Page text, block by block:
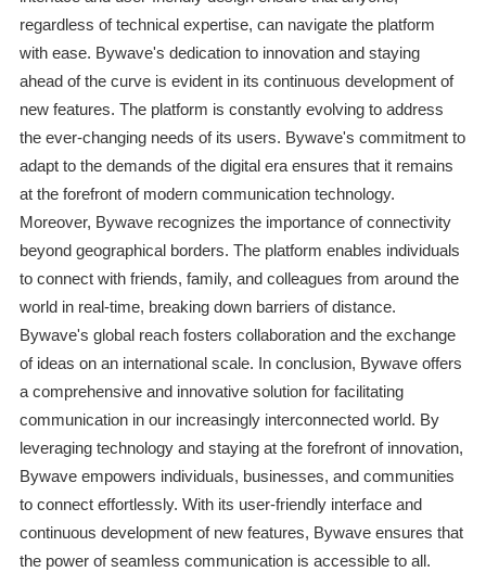
regardless of technical expertise, can navigate the platform
with ease. Bywave's dedication to innovation and staying
ahead of the curve is evident in its continuous development of
new features. The platform is constantly evolving to address
the ever-changing needs of its users. Bywave's commitment to
adapt to the demands of the digital era ensures that it remains
at the forefront of modern communication technology.
Moreover, Bywave recognizes the importance of connectivity
beyond geographical borders. The platform enables individuals
to connect with friends, family, and colleagues from around the
world in real-time, breaking down barriers of distance.
Bywave's global reach fosters collaboration and the exchange
of ideas on an international scale. In conclusion, Bywave offers
a comprehensive and innovative solution for facilitating
communication in our increasingly interconnected world. By
leveraging technology and staying at the forefront of innovation,
Bywave empowers individuals, businesses, and communities
to connect effortlessly. With its user-friendly interface and
continuous development of new features, Bywave ensures that
the power of seamless communication is accessible to all.